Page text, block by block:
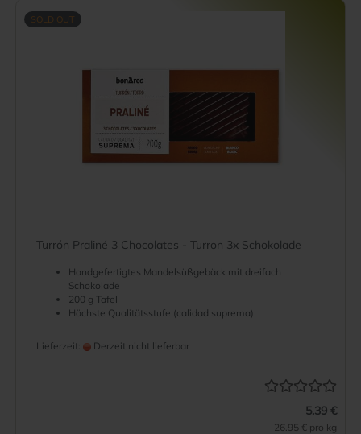
SOLD OUT
Turrón Praliné 3 Chocolates - Turron 3x Schokolade
Handgefertigtes Mandelsüßgebäck mit dreifach
Schokolade
200 g Tafel
Höchste Qualitätsstufe (calidad suprema)
Lieferzeit: Derzeit nicht lieferbar
5.39 €
26.95 € pro kg